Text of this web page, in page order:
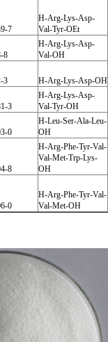
7
H-Arg-Lys-Asp-
Val-Tyr-OEt
8
H-Arg-Lys-Asp-
Val-OH
3 H-Arg-Lys-Asp-OH
3
H-Arg-Lys-Asp-
Val-Tyr-OH
0
H-Leu-Ser-Ala-Leu-
OH
8
H-Arg-Phe-Tyr-Val-
Val-Met-Trp-Lys-
OH
0
H-Arg-Phe-Tyr-Val-
Val-Met-OH